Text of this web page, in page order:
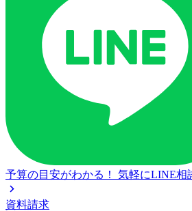
予算の目安がわかる！ 気軽にLINE相
資料請求